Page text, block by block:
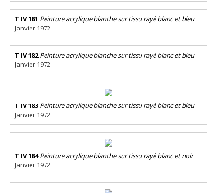
T IV 181 Peinture acrylique blanche sur tissu rayé blanc et bleu
Janvier 1972
T IV 182 Peinture acrylique blanche sur tissu rayé blanc et bleu
Janvier 1972
T IV 183 Peinture acrylique blanche sur tissu rayé blanc et bleu
Janvier 1972
T IV 184 Peinture acrylique blanche sur tissu rayé blanc et noir
Janvier 1972